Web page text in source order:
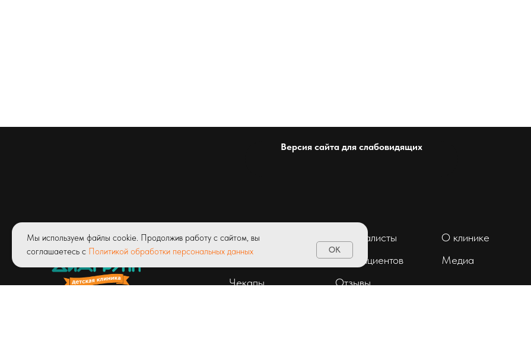
Мы используем файлы cookie. Продолжив работу с сайтом, вы
соглашаетесь с Политикой обработки персональных данных OK
Версия сайта для слабовидящих
Услуги
Абонемент
Чекапы
Специалисты
Для пациентов
Отзывы
О клинике
Медиа